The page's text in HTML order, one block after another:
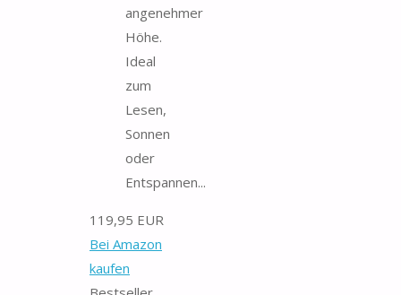
angenehmer
Höhe.
Ideal
zum
Lesen,
Sonnen
oder
Entspannen...
119,95 EUR
Bei Amazon
kaufen